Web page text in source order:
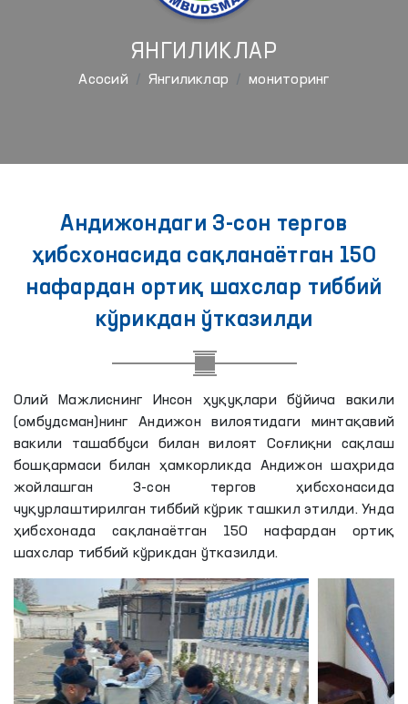
ЯНГИЛИКЛАР
Aсосий Янгиликлар мониторинг
Андижондаги 3-сон тергов
ҳибсхонасида сақланаётган 150
нафардан ортиқ шахслар тиббий
кўрикдан ўтказилди
Олий Мажлиснинг Инсон ҳуқуқлари бўйича вакили
(омбудсман)нинг Андижон вилоятидаги минтақавий
вакили ташаббуси билан вилоят Соғлиқни сақлаш
бошқармаси билан ҳамкорликда Андижон шаҳрида
жойлашган 3-сон тергов ҳибсхонасида
чуқурлаштирилган тиббий кўрик ташкил этилди. Унда
ҳибсхонада сақланаётган 150 нафардан ортиқ
шахслар тиббий кўрикдан ўтказилди.